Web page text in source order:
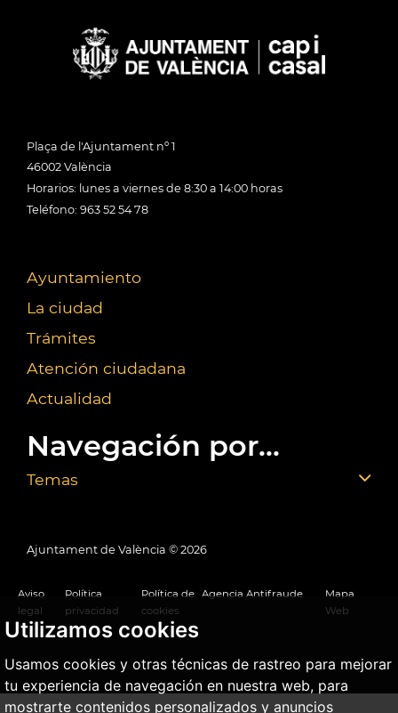
Utilizamos cookies
Usamos cookies y otras técnicas de rastreo para mejorar
tu experiencia de navegación en nuestra web, para
mostrarte contenidos personalizados y anuncios
Plaça de l'Ajuntament nº 1
46002 València
Horarios: lunes a viernes de 8:30 a 14:00 horas
Teléfono: 963 52 54 78
Ayuntamiento
La ciudad
Trámites
Atención ciudadana
Actualidad
Navegación por...
Temas
Ajuntament de València © 2026
Aviso
legal
Política
privacidad
Política de
cookies
Agencia Antifraude
Mapa
Web